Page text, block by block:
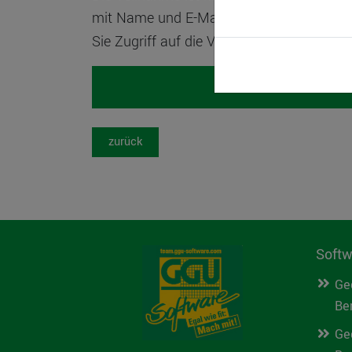
mit Name und E-Mail. Wenn Sie sich
Sie Zugriff auf die Videoaufzeichnung.
zurück